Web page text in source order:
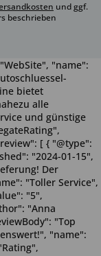
und ggf.
beschrieben
"name":
bietet
alle
und günstige
[ { "@type":
"2024-01-15",
Der
"Toller Service",
"5",
"Anna
"Top
"name":